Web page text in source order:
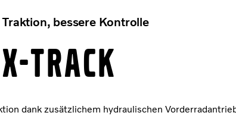
bessere Kontrolle
X-Track
dank zusätzlichem hydraulischen